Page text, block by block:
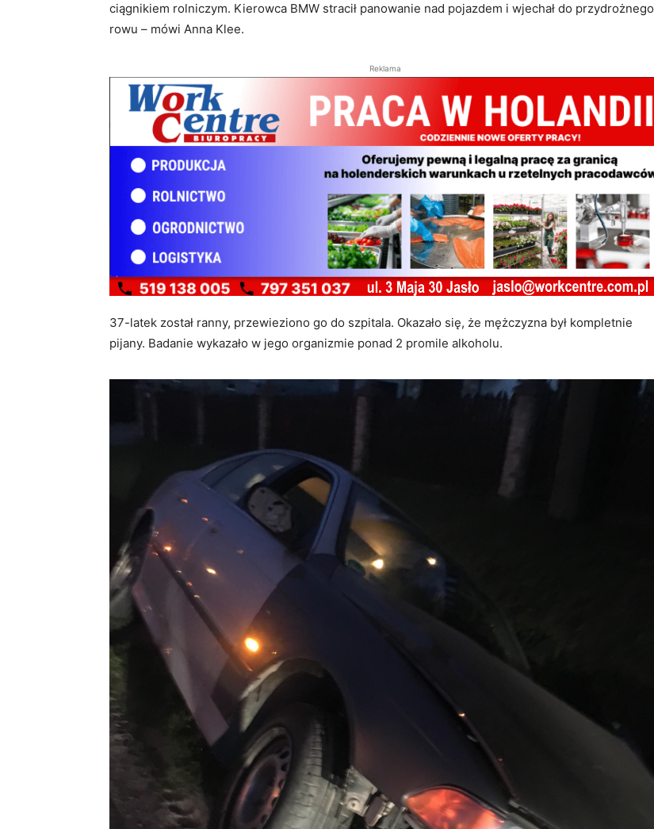
ciągnikiem rolniczym. Kierowca BMW stracił panowanie nad pojazdem i wjechał do przydrożnego
rowu – mówi Anna Klee.
Reklama
37-latek został ranny, przewieziono go do szpitala. Okazało się, że mężczyzna był kompletnie
pijany. Badanie wykazało w jego organizmie ponad 2 promile alkoholu.